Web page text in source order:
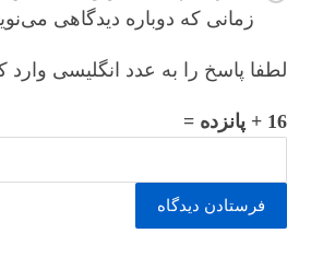
زمانی که دوباره دیدگاهی
لطفا پاسخ را به عدد انگلیسی وارد
16 + پانزده =
فرستادن دیدگاه